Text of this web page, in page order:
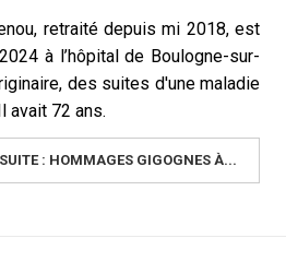
retraité depuis mi 2018, est
à l’hôpital de Boulogne-sur-
des suites d'une maladie
avait 72 ans.
: HOMMAGES GIGOGNES À...